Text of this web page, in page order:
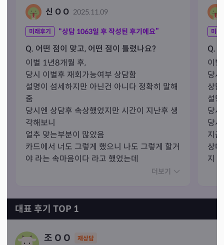
🍀 "좋은 운의 길"로 안내하겠습니다.
신 O O 2025.11.09
미래후기 “상담 1063일 후 작성된 후기에요”
Q. 어떤 점이 맞고, 어떤 점이 틀렸나요?
이별 1년8개월 후,
당시 이별후 재회가능여부 상담함
설명이 섬세하지만 아닌건 아니다 정확히 말해
줌
당시엔 상담후 속상했었지만 시간이 지난후 생
각해보니
얼추 맞는부분이 많았음
카드에서 너도 그렇게 했으니 나도 그렇게 할거
야 라는 속마음이다 라고 했었는데
맞았음 상대가 똑같은 행동을함 (환승이별)
더보기
미래
Q.
이
당
상담.
설
당
당
지
상
지
대표 후기 TOP 1
조 O O 재상담